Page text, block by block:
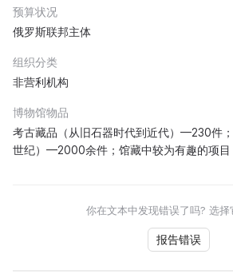
预算状况
俄罗斯联邦主体
组织分类
非营利机构
博物馆物品
考古藏品（从旧石器时代到近代）—230件
世纪）—2000余件；馆藏中较为有趣的项目
你在文本中发现错误了吗? 选择
报告错误